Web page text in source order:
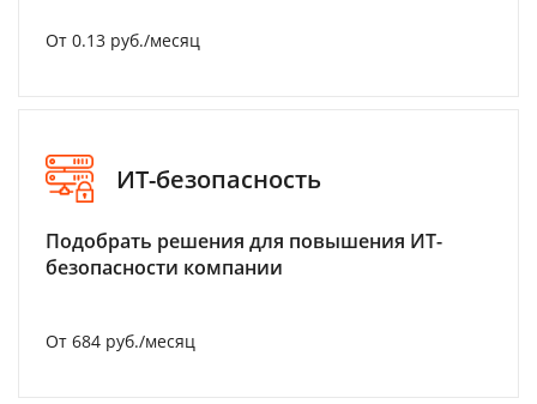
От 0.13 руб./месяц
ИТ-безопасность
Подобрать решения для повышения ИТ-
безопасности компании
От 684 руб./месяц